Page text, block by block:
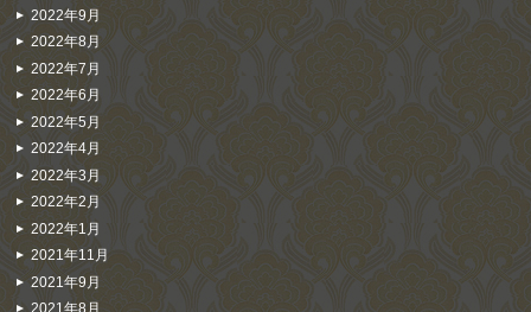
2022年9月
2022年8月
2022年7月
2022年6月
2022年5月
2022年4月
2022年3月
2022年2月
2022年1月
2021年11月
2021年9月
2021年8月